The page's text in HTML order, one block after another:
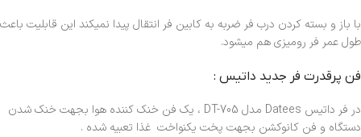
با باز و بسته کردن درب فر ضربه به کابین فر انتقال پیدا نمیکند این قابلیت باعث
طول عمر فر رومیزی هم میشود.
فن پرقدرت فر جدید داتیس :
در فر داتیس Datees مدل DT-705 ، یک فن خنک کننده هوا بجهت خنک شدن
دستگاه و فن کانوکشن بجهت پخت یکنواخت غذا تعبیه شده .